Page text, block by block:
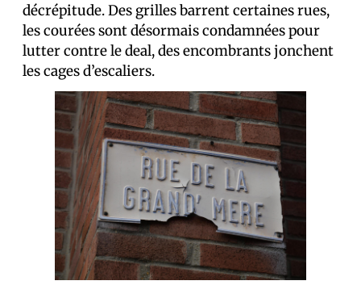
décrépitude. Des grilles barrent certaines rues,
les courées sont désormais condamnées pour
lutter contre le deal, des encombrants jonchent
les cages d’escaliers.